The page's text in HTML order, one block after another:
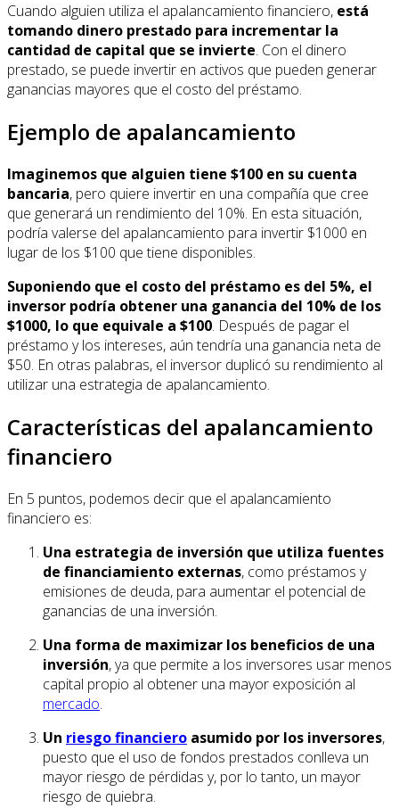
Cuando alguien utiliza el apalancamiento financiero, está
tomando dinero prestado para incrementar la
cantidad de capital que se invierte. Con el dinero
prestado, se puede invertir en activos que pueden generar
ganancias mayores que el costo del préstamo.
Ejemplo de apalancamiento
Imaginemos que alguien tiene $100 en su cuenta
bancaria, pero quiere invertir en una compañía que cree
que generará un rendimiento del 10%. En esta situación,
podría valerse del apalancamiento para invertir $1000 en
lugar de los $100 que tiene disponibles.
Suponiendo que el costo del préstamo es del 5%, el
inversor podría obtener una ganancia del 10% de los
$1000, lo que equivale a $100. Después de pagar el
préstamo y los intereses, aún tendría una ganancia neta de
$50. En otras palabras, el inversor duplicó su rendimiento al
utilizar una estrategia de apalancamiento.
Características del apalancamiento
financiero
En 5 puntos, podemos decir que el apalancamiento
financiero es:
Una estrategia de inversión que utiliza fuentes
de financiamiento externas, como préstamos y
emisiones de deuda, para aumentar el potencial de
ganancias de una inversión.
Una forma de maximizar los beneficios de una
inversión, ya que permite a los inversores usar menos
capital propio al obtener una mayor exposición al
mercado.
Un riesgo financiero asumido por los inversores,
puesto que el uso de fondos prestados conlleva un
mayor riesgo de pérdidas y, por lo tanto, un mayor
riesgo de quiebra.